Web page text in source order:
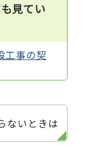
見てい
工事の契
ないときは